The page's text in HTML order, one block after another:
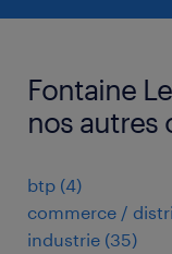
Fontaine
nos autres
btp (4)
commerce /
industrie (35)